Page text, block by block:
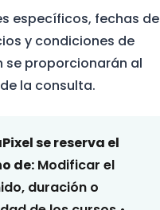
específicos, fechas de
y condiciones de
se proporcionarán al
la consulta.
se reserva el
de:Modificar el
duración o